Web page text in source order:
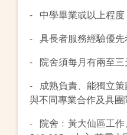
- 中學畢業或以上程度
- 具長者服務經驗優先
- 院舍須每月有兩至三
- 成熟負責、能獨立策
與不同專業合作及具團
- 院舍﹕黃大仙區工作